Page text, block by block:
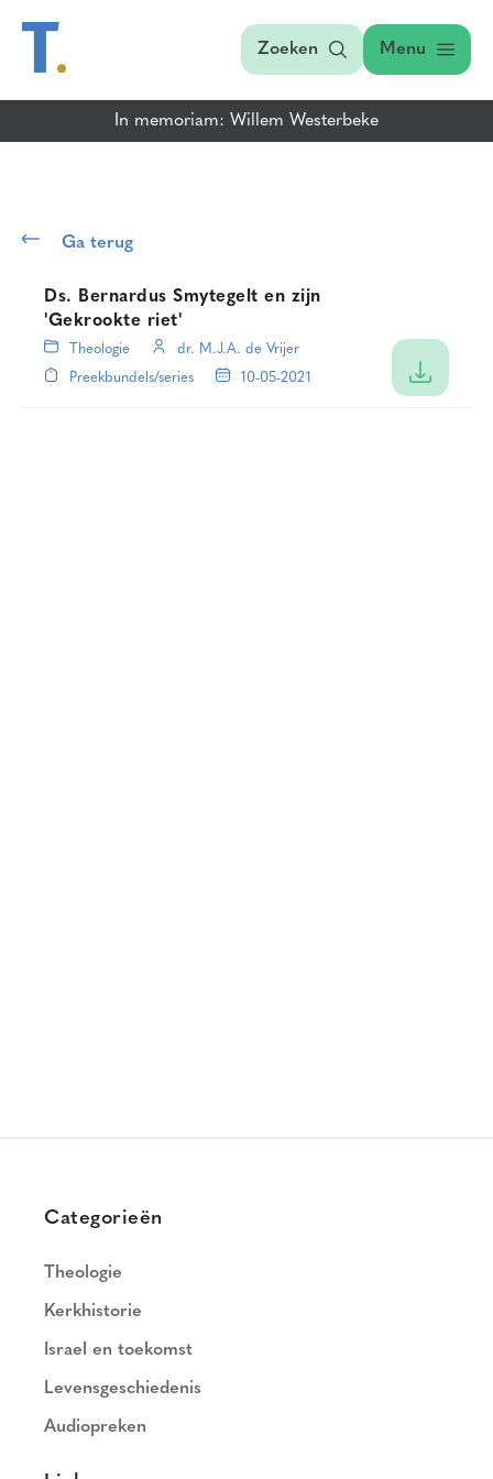
Zoeken Menu
In memoriam: Willem Westerbeke
Ga terug
Ds. Bernardus Smytegelt en zijn
'Gekrookte riet'
Theologie
dr. M.J.A. de Vrijer
Preekbundels/series
10-05-2021
Categorieën
Theologie
Kerkhistorie
Israel en toekomst
Levensgeschiedenis
Audiopreken